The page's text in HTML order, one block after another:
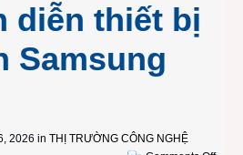
diễn thiết bị
Samsung
2026 in THỊ TRƯỜNG CÔNG NGHỆ